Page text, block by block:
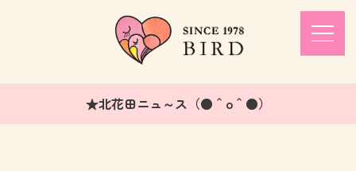
★北花田ニュ～ス（●＾o＾●）